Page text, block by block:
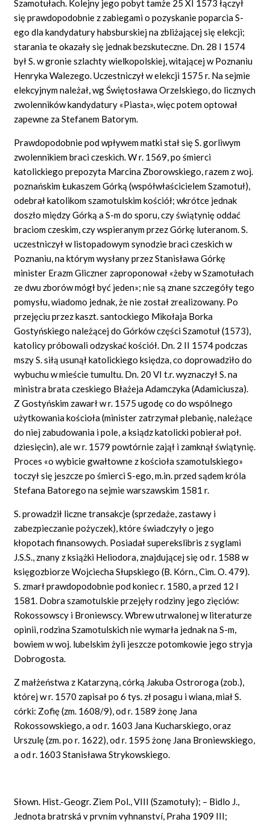
Szamotułach. Kolejny jego pobyt tamże 25 XI 1573 łączył
się prawdopodobnie z zabiegami o pozyskanie poparcia S-
ego dla kandydatury habsburskiej na zbliżającej się elekcji;
starania te okazały się jednak bezskuteczne. Dn. 28 I 1574
był S. w gronie szlachty wielkopolskiej, witającej w Poznaniu
Henryka Walezego. Uczestniczył w elekcji 1575 r. Na sejmie
elekcyjnym należał, wg Świętosława Orzelskiego, do licznych
zwolenników kandydatury «Piasta», więc potem optował
zapewne za Stefanem Batorym.
Prawdopodobnie pod wpływem matki stał się S. gorliwym
zwolennikiem braci czeskich. W r. 1569, po śmierci
katolickiego prepozyta Marcina Zborowskiego, razem z woj.
poznańskim Łukaszem Górką (współwłaścicielem Szamotuł),
odebrał katolikom szamotulskim kościół; wkrótce jednak
doszło między Górką a S-m do sporu, czy świątynię oddać
braciom czeskim, czy wspieranym przez Górkę luteranom. S.
uczestniczył w listopadowym synodzie braci czeskich w
Poznaniu, na którym wysłany przez Stanisława Górkę
minister Erazm Gliczner zaproponował «żeby w Szamotułach
ze dwu zborów mógł być jeden»; nie są znane szczegóły tego
pomysłu, wiadomo jednak, że nie został zrealizowany. Po
przejęciu przez kaszt. santockiego Mikołaja Borka
Gostyńskiego należącej do Górków części Szamotuł (1573),
katolicy próbowali odzyskać kościół. Dn. 2 II 1574 podczas
mszy S. siłą usunął katolickiego księdza, co doprowadziło do
wybuchu w mieście tumultu. Dn. 20 VI t.r. wyznaczył S. na
ministra brata czeskiego Błażeja Adamczyka (Adamiciusza).
Z Gostyńskim zawarł w r. 1575 ugodę co do wspólnego
użytkowania kościoła (minister zatrzymał plebanię, należące
do niej zabudowania i pole, a ksiądz katolicki pobierał poł.
dziesięcin), ale w r. 1579 powtórnie zajął i zamknął świątynię.
Proces «o wybicie gwałtowne z kościoła szamotulskiego»
toczył się jeszcze po śmierci S-ego, m.in. przed sądem króla
Stefana Batorego na sejmie warszawskim 1581 r.
S. prowadził liczne transakcje (sprzedaże, zastawy i
zabezpieczanie pożyczek), które świadczyły o jego
kłopotach finansowych. Posiadał superekslibris z syglami
J.S.S., znany z książki Heliodora, znajdującej się od r. 1588 w
księgozbiorze Wojciecha Słupskiego (B. Kórn., Cim. O. 479).
S. zmarł prawdopodobnie pod koniec r. 1580, a przed 12 I
1581. Dobra szamotulskie przejęły rodziny jego zięciów:
Rokossowscy i Broniewscy. Wbrew utrwalonej w literaturze
opinii, rodzina Szamotulskich nie wymarła jednak na S-m,
bowiem w woj. lubelskim żyli jeszcze potomkowie jego stryja
Dobrogosta.
Z małżeństwa z Katarzyną, córką Jakuba Ostroroga (zob.),
której w r. 1570 zapisał po 6 tys. zł posagu i wiana, miał S.
córki: Zofię (zm. 1608/9), od r. 1589 żonę Jana
Rokossowskiego, a od r. 1603 Jana Kucharskiego, oraz
Urszulę (zm. po r. 1622), od r. 1595 żonę Jana Broniewskiego,
a od r. 1603 Stanisława Strykowskiego.
Słown. Hist.-Geogr. Ziem Pol., VIII (Szamotuły); – Bidlo J.,
Jednota bratrská v prvním vyhnanství, Praha 1909 III;